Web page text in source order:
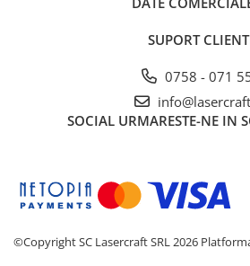
SUPORT
0758 - 071
SOCIAL URMARESTE-NE IN
©Copyright SC Lasercraft SRL 2026